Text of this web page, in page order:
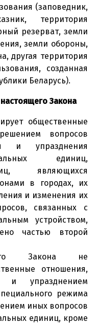
(заповедник,
территория
резерват, земли
земли обороны,
другая территория
созданная
Беларусь).
Закона
общественные
вопросов
и упразднения
единиц,
являющихся
в городах, их
и изменения их
связанных с
устройством,
частью второй
Закона не
отношения,
и упразднением
режима
иных вопросов
единиц, кроме